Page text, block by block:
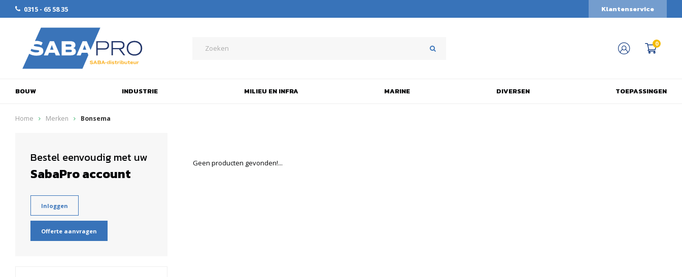
0315 - 65 58 35 Klantenservice
0
BOUW INDUSTRIE MILIEU EN INFRA MARINE DIVERSEN TOEPASSINGEN
Home Merken Bonsema
Bestel eenvoudig met uw
SabaPro account
Inloggen
Offerte aanvragen
Geen producten gevonden!...